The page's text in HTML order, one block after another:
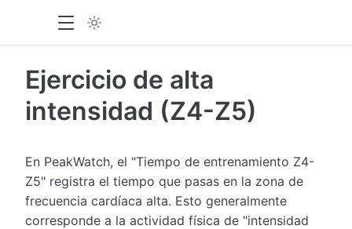
Ejercicio de alta
intensidad (Z4-Z5)
En PeakWatch, el "Tiempo de entrenamiento Z4-
Z5" registra el tiempo que pasas en la zona de
frecuencia cardíaca alta. Esto generalmente
corresponde a la actividad física de "intensidad